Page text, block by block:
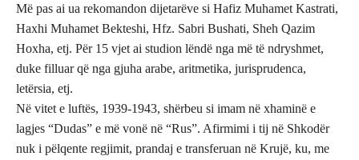
Më pas ai ua rekomandon dijetarëve si Hafiz Muhamet Kastrati,
Haxhi Muhamet Bekteshi, Hfz. Sabri Bushati, Sheh Qazim
Hoxha, etj. Për 15 vjet ai studion lëndë nga më të ndryshmet,
duke filluar që nga gjuha arabe, aritmetika, jurisprudenca,
letërsia, etj.
Në vitet e luftës, 1939-1943, shërbeu si imam në xhaminë e
lagjes “Dudas” e më vonë në “Rus”. Afirmimi i tij në Shkodër
nuk i pëlqente regjimit, prandaj e transferuan në Krujë, ku, me